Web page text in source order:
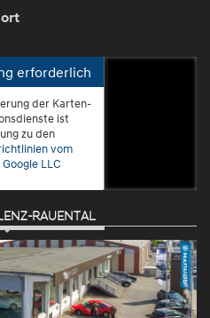
Güls
erforderlich
der Karten-
ist
zu den
vom
LLC
und
RAUENTAL